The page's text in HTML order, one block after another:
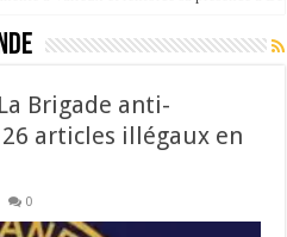
Brigade anti-
articles illégaux en
0